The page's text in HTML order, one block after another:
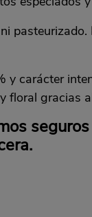
y carácter
floral gracias